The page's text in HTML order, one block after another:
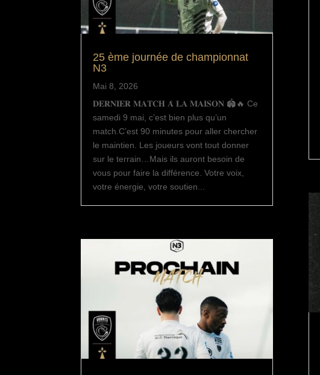
25 ème journée de championnat
N3
Mai 8, 2026
𝐃𝐄𝐑𝐍𝐈𝐄𝐑 𝐌𝐀𝐓𝐂𝐇 𝐀̀ 𝐋𝐀 𝐌𝐀𝐈𝐒𝐎𝐍 🏟️🔥 Ce
samedi 9 mai, c’est bien plus qu’un
match.C’est 90 minutes pour aller chercher
le maintien. Les joueurs vont tout donner
sur le terrain…Mais ils auront besoin de
vous pour faire la différence. Votre voix,
votre énergie, votre soutien...